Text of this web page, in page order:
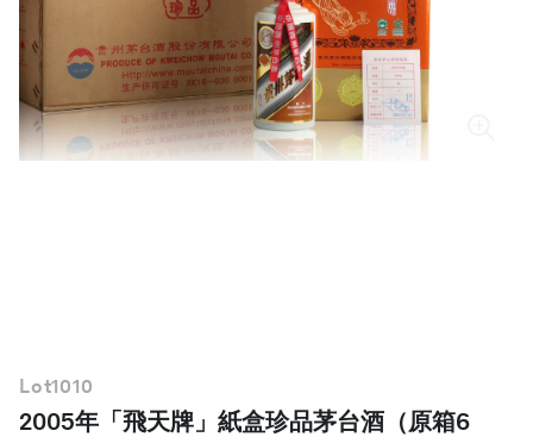
Lot1010
2005年「飛天牌」紙盒珍品茅台酒（原箱6